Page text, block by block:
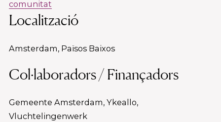
comunitat
Localització
Amsterdam, Països Baixos
Col·laboradors / Finançadors
Gemeente Amsterdam, Ykeallo,
Vluchtelingenwerk